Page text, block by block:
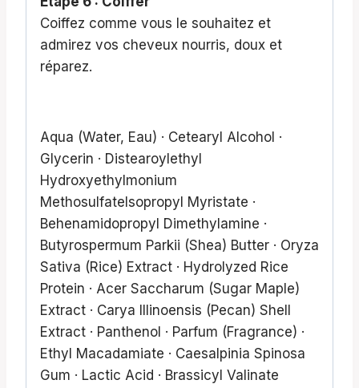
Coiffez comme vous le souhaitez et
admirez vos cheveux nourris, doux et
réparez.
Aqua (Water, Eau) · Cetearyl Alcohol ·
Glycerin · Distearoylethyl
Hydroxyethylmonium
MethosulfateIsopropyl Myristate ·
Behenamidopropyl Dimethylamine ·
Butyrospermum Parkii (Shea) Butter · Oryza
Sativa (Rice) Extract · Hydrolyzed Rice
Protein · Acer Saccharum (Sugar Maple)
Extract · Carya Illinoensis (Pecan) Shell
Extract · Panthenol · Parfum (Fragrance) ·
Ethyl Macadamiate · Caesalpinia Spinosa
Gum · Lactic Acid · Brassicyl Valinate